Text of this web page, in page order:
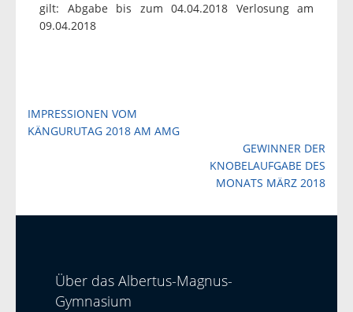
gilt: Abgabe bis zum 04.04.2018 Verlosung am
09.04.2018
Beitragsnavigation
IMPRESSIONEN VOM
KÄNGURUTAG 2018 AM AMG
GEWINNER DER
KNOBELAUFGABE DES
MONATS MÄRZ 2018
Über das Albertus-Magnus-
Gymnasium